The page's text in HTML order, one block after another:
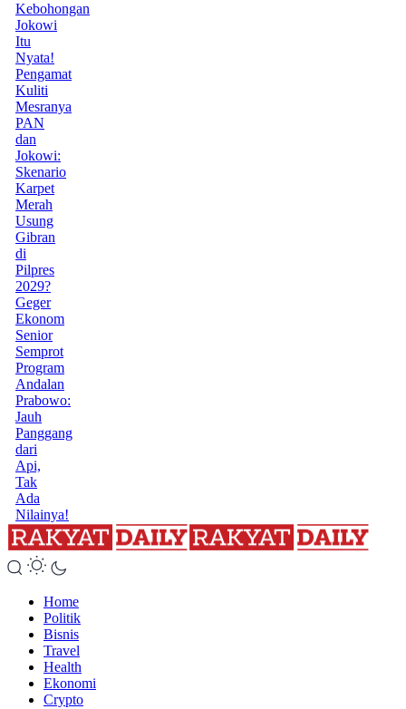
Kebohongan
Jokowi
Itu
Nyata!
Pengamat
Kuliti
Mesranya
PAN
dan
Jokowi:
Skenario
Karpet
Merah
Usung
Gibran
di
Pilpres
2029?
Geger
Ekonom
Senior
Semprot
Program
Andalan
Prabowo:
Jauh
Panggang
dari
Api,
Tak
Ada
Nilainya!
Home
Politik
Bisnis
Travel
Health
Ekonomi
Crypto